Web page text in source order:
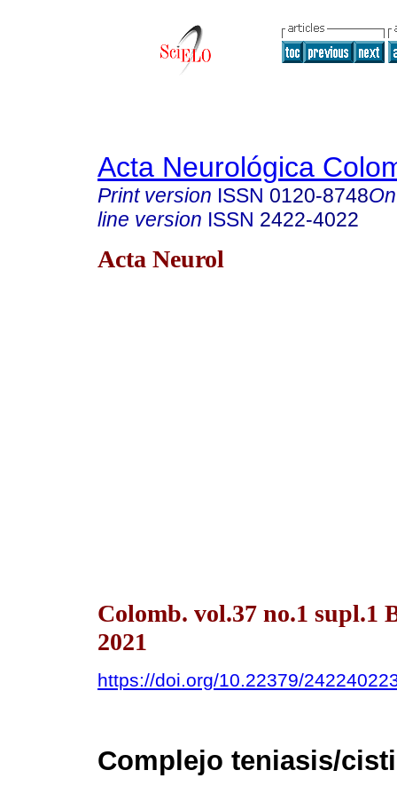
Acta Neurológica
Print version ISSN 0120-8748
line version ISSN 2422-4022
Acta Neurol
Colomb. vol.37 no.1 supl.1
2021
https://doi.org/10.22379/
Complejo teniasis/